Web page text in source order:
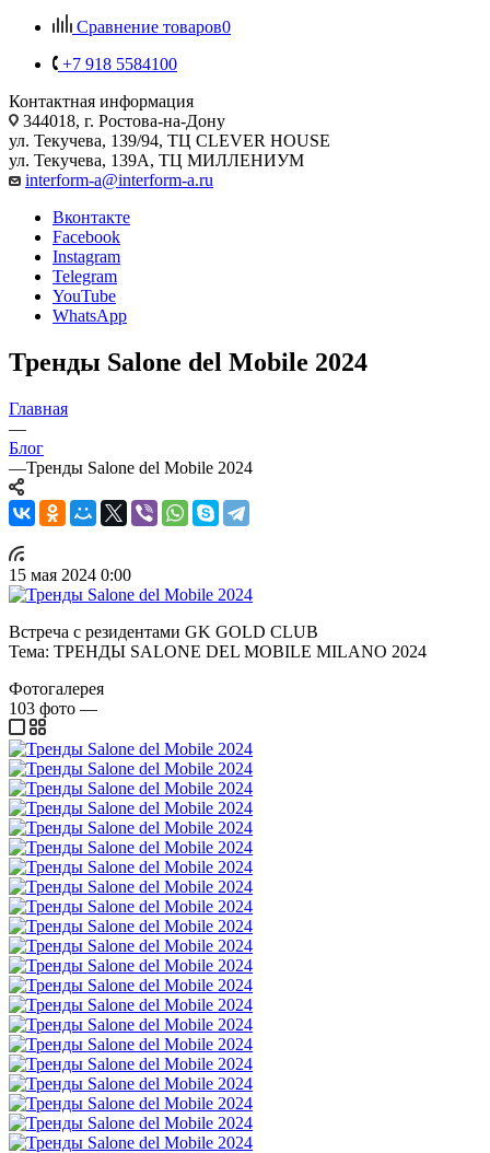
Сравнение товаров0
+7 918 5584100
Контактная информация
344018, г. Ростова-на-Дону
ул. Текучева, 139/94, ТЦ CLEVER HOUSE
ул. Текучева, 139А, ТЦ МИЛЛЕНИУМ
interform-a@interform-a.ru
Вконтакте
Facebook
Instagram
Telegram
YouTube
WhatsApp
Тренды Salone del Mobile 2024
Главная
—
Блог
—Тренды Salone del Mobile 2024
15 мая 2024 0:00
Встреча с резидентами GK GOLD CLUB
Тема: ТРЕНДЫ SALONE DEL MOBILE MILANO 2024
Фотогалерея
103 фото —